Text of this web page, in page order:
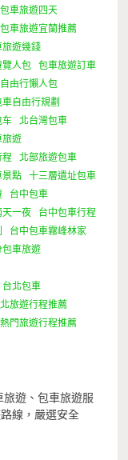
包車旅遊四天
包車旅遊宜蘭推薦
旅遊幾錢
覽人包
包車旅遊訂車
由行懶人包
車自由行規劃
车
北台灣包車
旅遊
程
北部旅遊包車
景點
十三層遺址包車
台中包車
天一夜
台中包車行程
台中包車霧峰林家
包車旅遊
台北包車
旅遊行程推薦
熱門旅遊行程推薦
遊、包車旅遊服
線，嚴選安全